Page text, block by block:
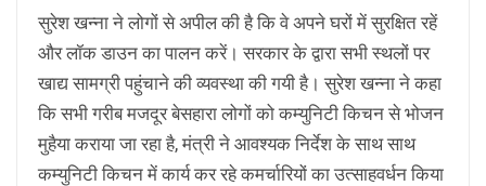
सुरेश खन्ना ने लोगों से अपील की है कि वे अपने घरों में सुरक्षित रहें
और लॉक डाउन का पालन करें। सरकार के द्वारा सभी स्थलों पर
खाद्य सामग्री पहुंचाने की व्यवस्था की गयी है। सुरेश खन्ना ने कहा
कि सभी गरीब मजदूर बेसहारा लोगों को कम्युनिटी किचन से भोजन
मुहैया कराया जा रहा है, मंत्री ने आवश्यक निर्देश के साथ साथ
कम्युनिटी किचन में कार्य कर रहे कमर्चारियों का उत्साहवर्धन किया